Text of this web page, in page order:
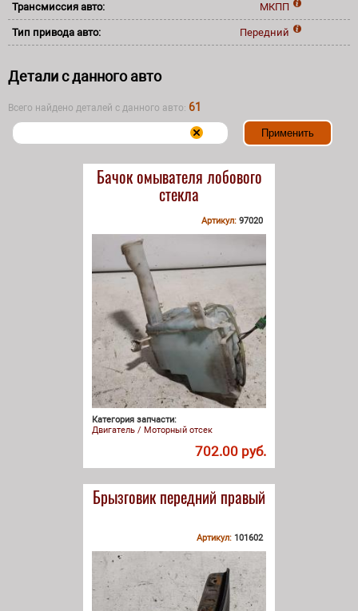
Трансмиссия авто: МКПП
Тип привода авто: Передний
Детали с данного авто
Всего найдено деталей с данного авто: 61
Бачок омывателя лобового
стекла
Артикул: 97020
Категория запчасти:
Двигатель / Моторный отсек
702.00 руб.
Брызговик передний правый
Артикул: 101602